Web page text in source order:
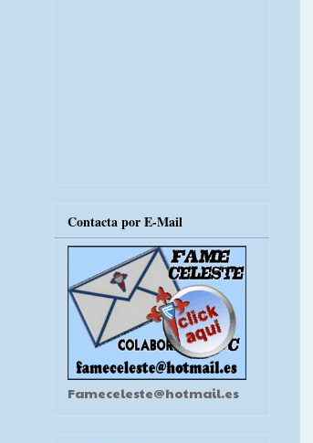
Contacta por E-Mail
Fameceleste@hotmail.es